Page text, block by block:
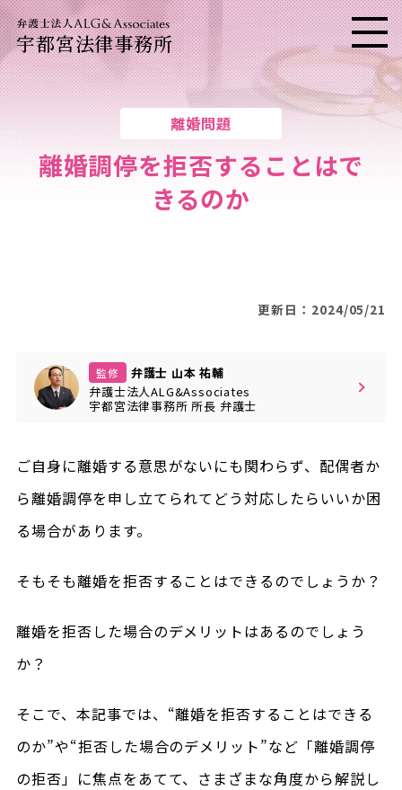
宇都宮法律事務所 メニ
離婚問題
離婚調停を拒否することはで
きるのか
更新日：2024/05/21
監修
弁護士 山本 祐輔
弁護士法人ALG&Associates
宇都宮法律事務所所長 弁護士
ご自身に離婚する意思がないにも関わらず、配偶者か
ら離婚調停を申し立てられてどう対応したらいいか困
る場合があります。
そもそも離婚を拒否することはできるのでしょうか？
離婚を拒否した場合のデメリットはあるのでしょう
か？
そこで、本記事では、“離婚を拒否することはできる
のか”や“拒否した場合のデメリット”など「離婚調停
の拒否」に焦点をあてて、さまざまな角度から解説し